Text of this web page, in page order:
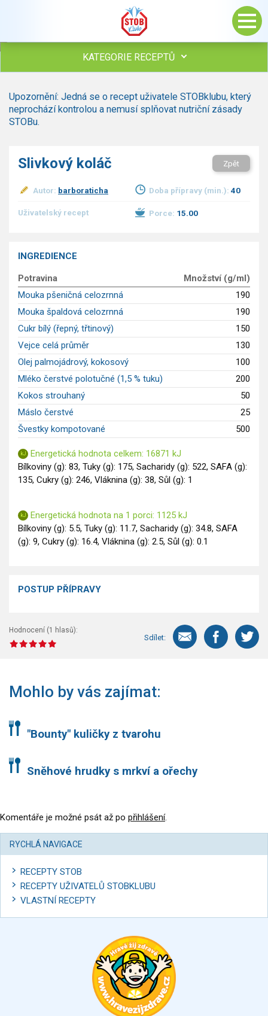
KATEGORIE RECEPTŮ
Polévky
Studená kuchyně
Bezmasé a zeleninové
Sladké pokrmy
Dezerty
Dětské recepty
GLP-1 recepty
Upozornění: Jedná se o recept uživatele STOBklubu, který
neprochází kontrolou a nemusí splňovat nutriční zásady
STOBu.
Slivkový koláč Zpět
Autor: barboraticha Doba přípravy (min.): 40
Uživatelský recept Porce: 15.00
INGREDIENCE
Potravina
Množství (g/ml)
Mouka pšeničná celozrnná
190
Mouka špaldová celozrnná
190
Cukr bílý (řepný, třtinový)
150
Vejce celá průměr
130
Olej palmojádrový, kokosový
100
Mléko čerstvé polotučné (1,5 % tuku)
200
Kokos strouhaný
50
Máslo čerstvé
25
Švestky kompotované
500
Energetická hodnota celkem: 16871 kJ
Bílkoviny (g): 83, Tuky (g): 175, Sacharidy (g): 522, SAFA (g):
135, Cukry (g): 246, Vláknina (g): 38, Sůl (g): 1
Energetická hodnota na 1 porci: 1125 kJ
Bílkoviny (g): 5.5, Tuky (g): 11.7, Sacharidy (g): 34.8, SAFA
(g): 9, Cukry (g): 16.4, Vláknina (g): 2.5, Sůl (g): 0.1
POSTUP PŘÍPRAVY
Hodnocení (1 hlasů):
Sdílet:
Mohlo by vás zajímat:
"Bounty" kuličky z tvarohu
Sněhové hrudky s mrkví a ořechy
Komentáře je možné psát až po přihlášení.
RYCHLÁ NAVIGACE
RECEPTY STOB
RECEPTY UŽIVATELŮ STOBKLUBU
VLASTNÍ RECEPTY